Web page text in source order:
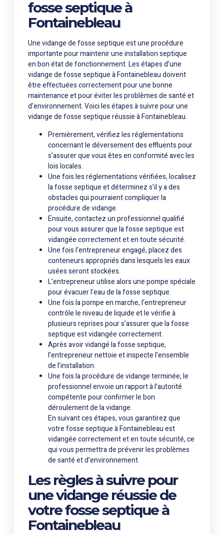
fosse septique à
Fontainebleau
Une vidange de fosse septique est une procédure
importante pour maintenir une installation septique
en bon état de fonctionnement. Les étapes d’une
vidange de fosse septique à Fontainebleau doivent
être effectuées correctement pour une bonne
maintenance et pour éviter les problèmes de santé et
d’environnement. Voici les étapes à suivre pour une
vidange de fosse septique réussie à Fontainebleau.
Premièrement, vérifiez les réglementations
concernant le déversement des effluents pour
s’assurer que vous êtes en conformité avec les
lois locales.
Une fois les réglementations vérifiées, localisez
la fosse septique et déterminez s’il y a des
obstacles qui pourraient compliquer la
procédure de vidange.
Ensuite, contactez un professionnel qualifié
pour vous assurer que la fosse septique est
vidangée correctement et en toute sécurité.
Une fois l’entrepreneur engagé, placez des
conteneurs appropriés dans lesquels les eaux
usées seront stockées.
L’entrepreneur utilise alors une pompe spéciale
pour évacuer l’eau de la fosse septique.
Une fois la pompe en marche, l’entrepreneur
contrôle le niveau de liquide et le vérifie à
plusieurs reprises pour s’assurer que la fosse
septique est vidangée correctement.
Après avoir vidangé la fosse septique,
l’entrepreneur nettoie et inspecte l’ensemble
de l’installation.
Une fois la procédure de vidange terminée, le
professionnel envoie un rapport à l’autorité
compétente pour confirmer le bon
déroulement de la vidange.
En suivant ces étapes, vous garantirez que
votre fosse septique à Fontainebleau est
vidangée correctement et en toute sécurité, ce
qui vous permettra de prévenir les problèmes
de santé et d’environnement.
Les règles à suivre pour
une vidange réussie de
votre fosse septique à
Fontainebleau